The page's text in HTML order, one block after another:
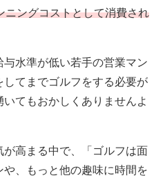
ニングコストとして消費され
水準が低い若手の営業マン
てまでゴルフをする必要が
てもおかしくありませんよ
が高まる中で、「ゴルフは面
、もっと他の趣味に時間を